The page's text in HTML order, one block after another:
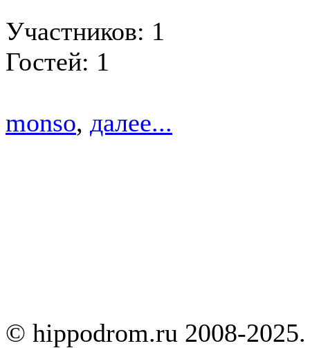
Участников: 1
Гостей: 1
monso, далее...
© hippodrom.ru 2008-